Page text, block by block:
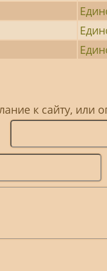
к сайту, или